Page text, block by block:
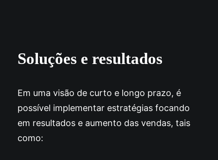
Soluções e resultados
Em uma visão de curto e longo prazo, é
possível implementar estratégias focando
em resultados e aumento das vendas, tais
como: